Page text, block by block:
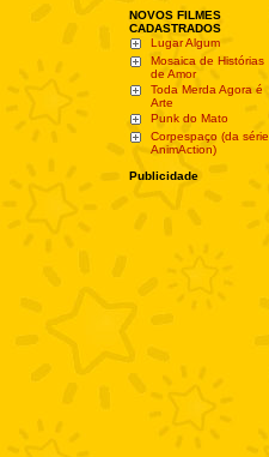
NOVOS FILMES
CADASTRADOS
Lugar Algum
Mosaica de Histórias
de Amor
Toda Merda Agora é
Arte
Punk do Mato
Corpespaço (da série
AnimAction)
Publicidade